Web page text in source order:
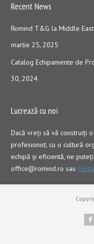
Recent News
Romind T&G la Middle
martie 25, 2025
Catalog Echipamente de
30, 2024
Lucrează cu noi
Dacă vreţi să vă construiţi
profesionist, cu o cultură
echipă şi eficientă, ne
office@romind.ro sau